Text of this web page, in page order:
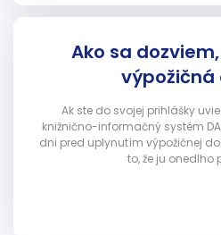
Ako sa
výpožičná
Ak ste do svojej prihlášky
knižnično-informačný systém
dni pred uplynutím výpožičnej
to, že ju onedlho